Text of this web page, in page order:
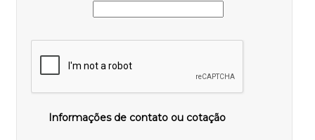
Informações de contato ou cotação